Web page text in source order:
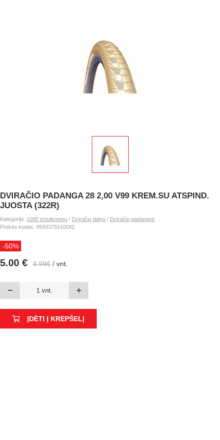
DVIRAČIO PADANGA 28 2,00 V99 KREM.SU ATSPIND.
JUOSTA (322R)
Kategorija: 1000 smulkmenų / Dviračių dalys / Dviračių padangos
Prekės kodas: 8593375510042
-50%
5.00 € 9.99€ / vnt.
ĮDĖTI Į KREPŠELĮ